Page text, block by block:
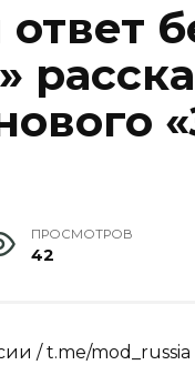
ПРОСМОТРОВ
42
/ t.me/mod_russia